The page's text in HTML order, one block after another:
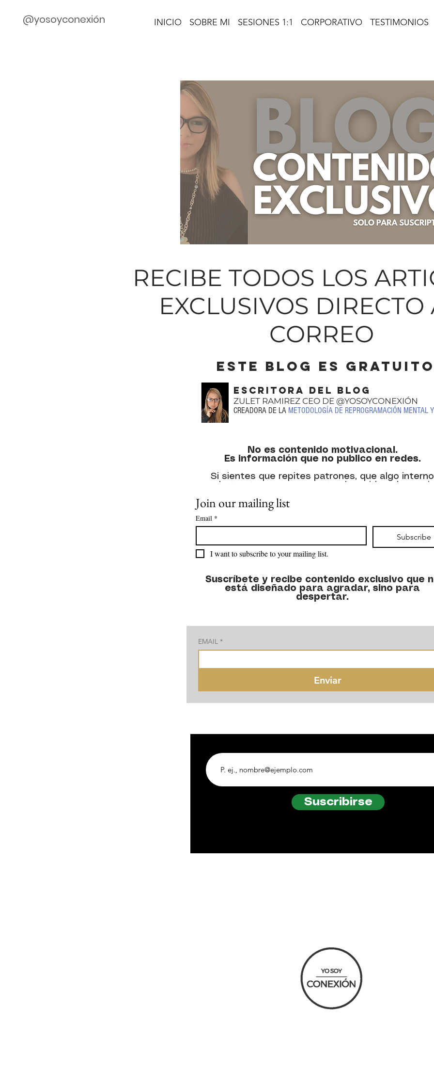
@yosoyconexión INICIO SOBRE MI SESIONES 1:1 CORPORATIVO TESTIMONIOS
RECIBE TODOS LOS
EXCLUSIVOS DIRECTO
CORREO
ESTE BLOG ES
ESCRITORA DEL BLOG
ZULET RAMIREZ CEO DE @YOSOYCONEXIÓN
CREADORA DE LA METODOLOGÍA DE REPROGRAMACIÓN MENTAL
No es contenido motivacional.
Es información que no publico en redes.
Si sientes que repites patrones, que algo interno
💫 ✝️ Astroteología
🪐 Astrología
🧠 Subconsciente
✧ Propósito real, sin filtros
Suscríbete y recibe contenido exclusivo que
está diseñado para agradar, sino para
despertar.
Join our mailing list
Email *
Subscribe
I want to subscribe to your mailing list.
EMAIL *
Enviar
Suscribirse